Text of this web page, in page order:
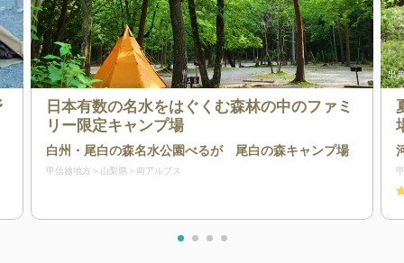
日本有数の名水をはぐくむ森林の中のファミ
リー限定キャンプ場
白州・尾白の森名水公園べるが 尾白の森キャンプ場
甲信越地方 山梨県 南アルプス
出